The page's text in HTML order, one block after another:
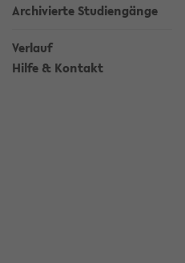
Archivierte Studiengänge
Verlauf
Hilfe & Kontakt